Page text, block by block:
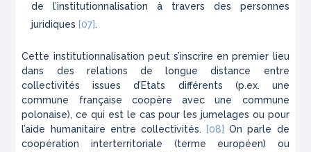
de l’institutionnalisation à travers des personnes
juridiques [07].
Cette institutionnalisation peut s’inscrire en premier lieu
dans des relations de longue distance entre
collectivités issues d’Etats différents (p.ex. une
commune française coopère avec une commune
polonaise), ce qui est le cas pour les jumelages ou pour
l’aide humanitaire entre collectivités.
[08] On parle de
coopération interterritoriale (terme européen) ou